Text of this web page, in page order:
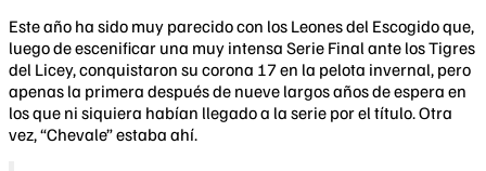
Este año ha sido muy parecido con los Leones del Escogido que,
luego de escenificar una muy intensa Serie Final ante los Tigres
del Licey, conquistaron su corona 17 en la pelota invernal, pero
apenas la primera después de nueve largos años de espera en
los que ni siquiera habían llegado a la serie por el título. Otra
vez, “Chevale” estaba ahí.